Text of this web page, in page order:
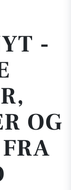
-
OG